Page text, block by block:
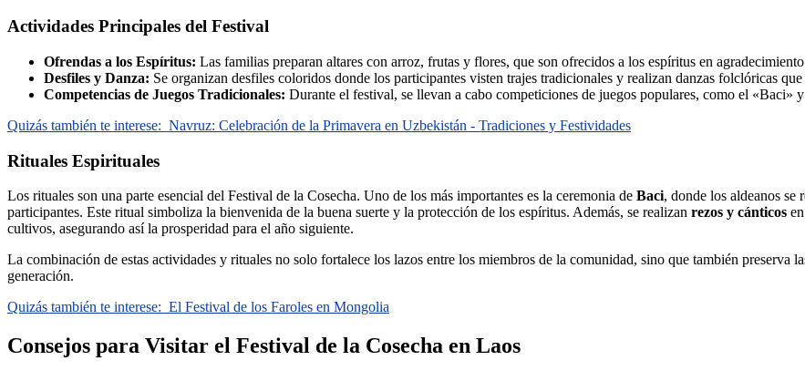
Actividades Principales del Festival
Ofrendas a los Espíritus: Las familias preparan altares con arroz, frutas y flores, que son ofrecidos a los espíritus en
Desfiles y Danza: Se organizan desfiles coloridos donde los participantes visten trajes tradicionales y realizan danzas folclóricas que
Competencias de Juegos Tradicionales: Durante el festival, se llevan a cabo competiciones de juegos populares, como el
Quizás también te interese: Navruz: Celebración de la Primavera en Uzbekistán - Tradiciones y Festividades
Rituales Espirituales
Los rituales son una parte esencial del Festival de la Cosecha. Uno de los más importantes es la ceremonia de Baci, donde los aldeanos se
participantes. Este ritual simboliza la bienvenida de la buena suerte y la protección de los espíritus. Además, se realizan rezos y cánticos
cultivos, asegurando así la prosperidad para el año siguiente.
La combinación de estas actividades y rituales no solo fortalece los lazos entre los miembros de la comunidad, sino que también preserva
generación.
Quizás también te interese: El Festival de los Faroles en Mongolia
Consejos para Visitar el Festival de la Cosecha en Laos